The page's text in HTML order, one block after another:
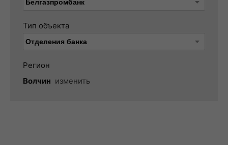
Тип объекта
Регион
Волчин изменить